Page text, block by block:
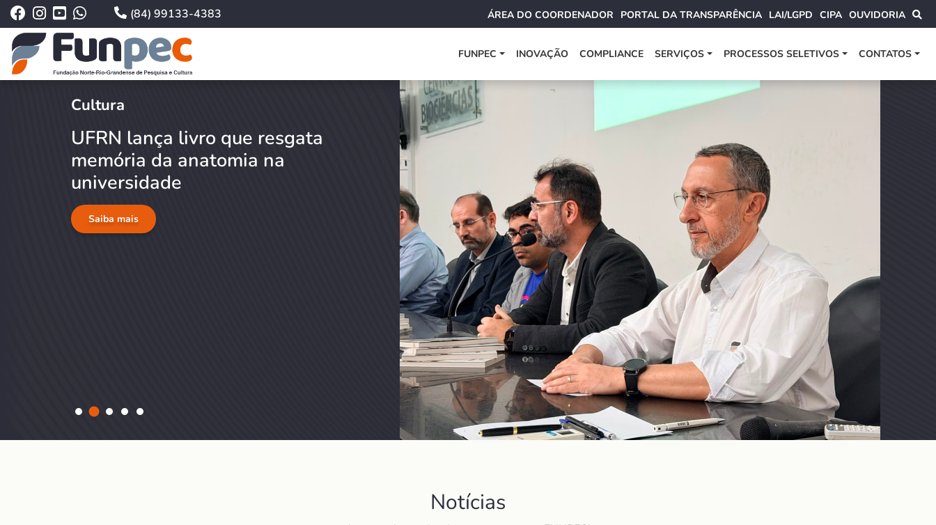
(84) 99133-4383 ÁREA DO COORDENADOR PORTAL DA TRANSPARÊNCIA LAI/LGPD CIPA OUVIDORIA
FUNPEC INOVAÇÃO COMPLIANCE SERVIÇOS PROCESSOS SELETIVOS CONTATOS
Cultura
UFRN lança livro que resgata
memória da anatomia na
universidade
Saiba mais
Notícias